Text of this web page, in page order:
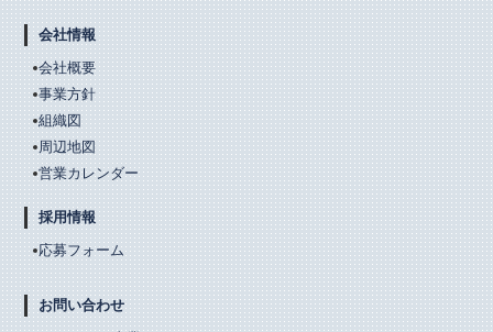
会社情報
会社概要
事業方針
組織図
周辺地図
営業カレンダー
採用情報
応募フォーム
お問い合わせ